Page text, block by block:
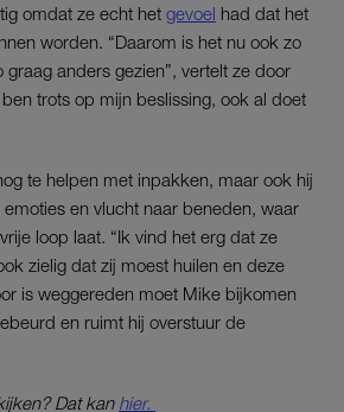
omdat ze echt het gevoel had dat het
worden. “Daarom is het nu ook zo
anders gezien”, vertelt ze door
trots op mijn beslissing, ook al doet
te helpen met inpakken, maar ook hij
en vlucht naar beneden, waar
loop laat. “Ik vind het erg dat ze
zielig dat zij moest huilen en deze
is weggereden moet Mike bijkomen
en ruimt hij overstuur de
Dat kan hier.